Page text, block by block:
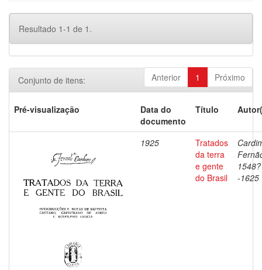
Resultado 1-1 de 1.
Anterior 1 Próximo
Conjunto de itens:
Pré-visualização
Data do
documento
Título
1925
Tratados
da terra
e gente
do Brasil
1548?
-1625